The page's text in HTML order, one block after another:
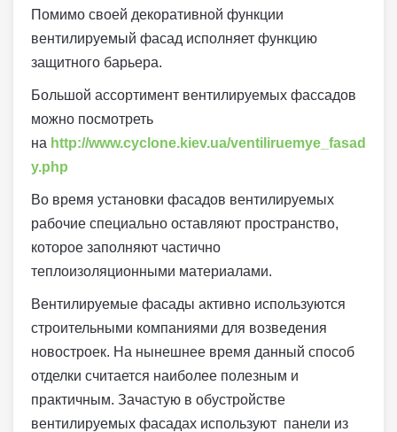
Помимо своей декоративной функции
вентилируемый фасад исполняет функцию
защитного барьера.
Большой ассортимент вентилируемых фассадов
можно посмотреть
на http://www.cyclone.kiev.ua/ventiliruemye_fasad
y.php
Во время установки фасадов вентилируемых
рабочие специально оставляют пространство,
которое заполняют частично
теплоизоляционными материалами.
Вентилируемые фасады активно используются
строительными компаниями для возведения
новостроек. На нынешнее время данный способ
отделки считается наиболее полезным и
практичным. Зачастую в обустройстве
вентилируемых фасадах используют панели из